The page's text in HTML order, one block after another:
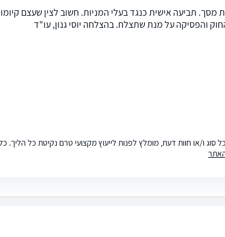
תביעה אישית כנגד בעלי המניות. חשוב לצין שעצם
והפסיקה על מנת שתצלח. בהצלחה יוסי גנון, עו"ד
סוג ו/או חוות דעת, מומלץ לפנות לייעוץ מקצועי טרם נקיטת כל